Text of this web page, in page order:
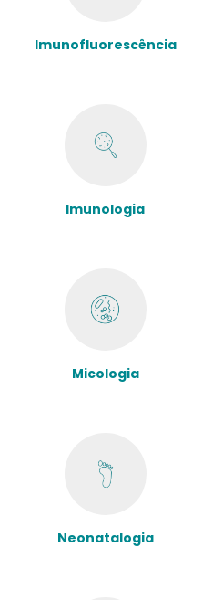
Imunofluorescência
Imunologia
Micologia
Neonatalogia